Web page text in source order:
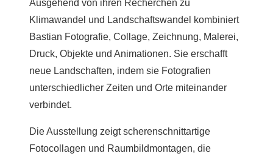
Ausgehend von ihren Recherchen zu
Klimawandel und Landschaftswandel kombiniert
Bastian Fotografie, Collage, Zeichnung, Malerei,
Druck, Objekte und Animationen. Sie erschafft
neue Landschaften, indem sie Fotografien
unterschiedlicher Zeiten und Orte miteinander
verbindet.
Die Ausstellung zeigt scherenschnittartige
Fotocollagen und Raumbildmontagen, die